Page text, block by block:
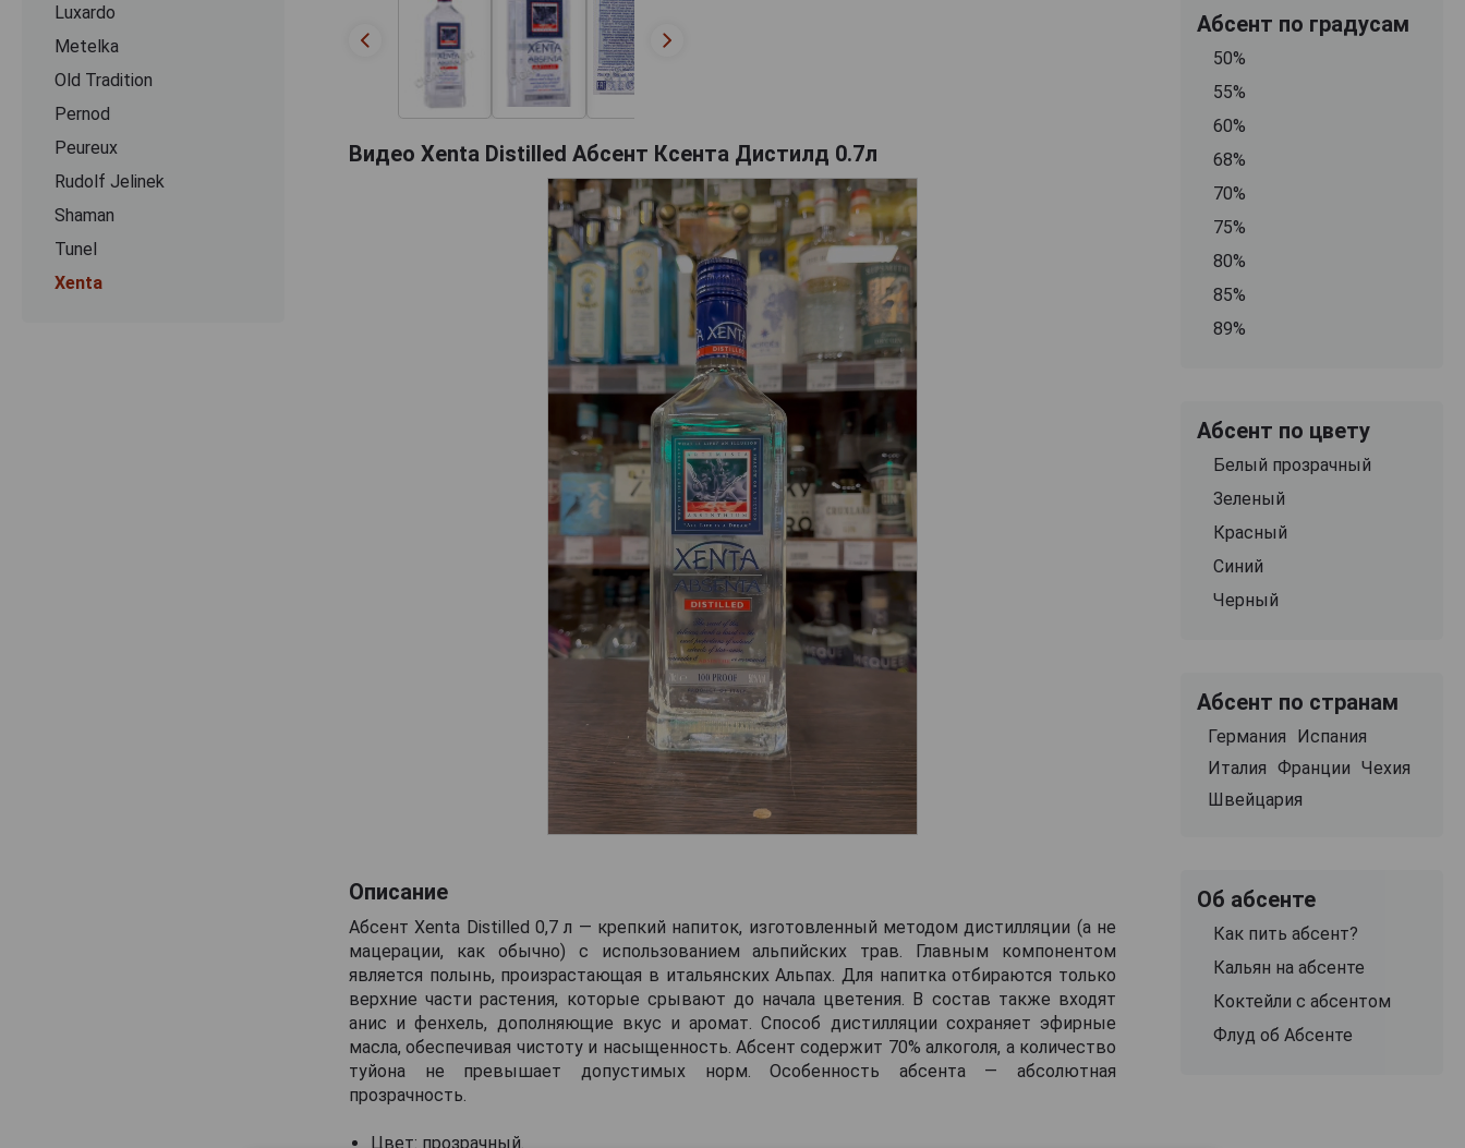
Luxardo
Metelka
Old Tradition
Pernod
Peureux
Rudolf Jelinek
Shaman
Tunel
Xenta
Видео Xenta Distilled Абсент Ксента Дистилд 0.7л
Описание
Абсент Xenta Distilled 0,7 л — крепкий напиток, изготовленный методом дистилляции (а не
мацерации, как обычно) с использованием альпийских трав. Главным компонентом
является полынь, произрастающая в итальянских Альпах. Для напитка отбираются только
верхние части растения, которые срывают до начала цветения. В состав также входят
анис и фенхель, дополняющие вкус и аромат. Способ дистилляции сохраняет эфирные
масла, обеспечивая чистоту и насыщенность. Абсент содержит 70% алкоголя, а количество
туйона не превышает допустимых норм. Особенность абсента — абсолютная
прозрачность.
Цвет: прозрачный.
Абсент по градусам
50%
55%
60%
68%
70%
75%
80%
85%
89%
Абсент по цвету
Белый прозрачный
Зеленый
Красный
Синий
Черный
Абсент по странам
Германия
Испания
Италия Франции Чехия
Швейцария
Об абсенте
Как пить абсент?
Кальян на абсенте
Коктейли с абсентом
Флуд об Абсенте